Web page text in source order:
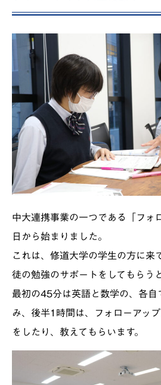
中大連携事業の一つである「フォ
日から始まりました。
これは、修道大学の学生の方に来
徒の勉強のサポートをしてもらう
最初の45分は英語と数学の、各自
み、後半1時間は、フォローアッ
をしたり、教えてもらいます。